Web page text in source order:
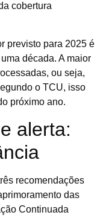
cobertura
previsto para 2025 é
década. A maior
ou seja,
o TCU, isso
próximo ano.
alerta:
recomendações
das
Continuada